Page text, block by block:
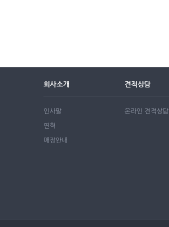
회사소개
인사말
연혁
매장안내
견적상담
온라인 견적상담